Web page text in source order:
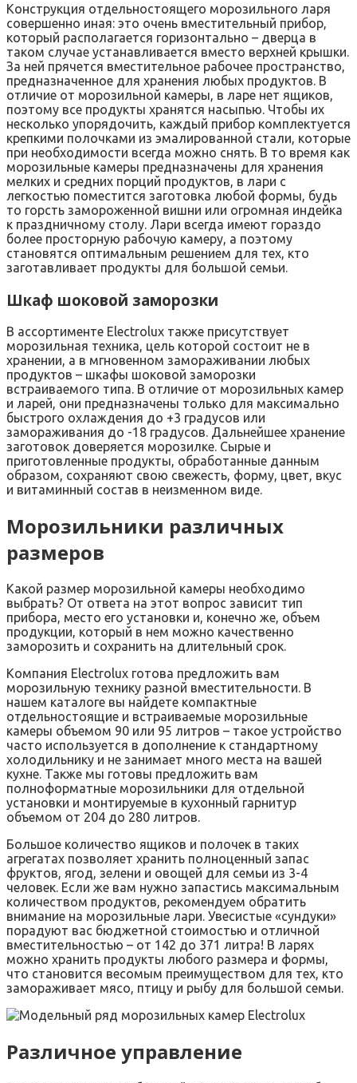
Конструкция отдельностоящего морозильного ларя
совершенно иная: это очень вместительный прибор,
который располагается горизонтально – дверца в
таком случае устанавливается вместо верхней крышки.
За ней прячется вместительное рабочее пространство,
предназначенное для хранения любых продуктов. В
отличие от морозильной камеры, в ларе нет ящиков,
поэтому все продукты хранятся насыпью. Чтобы их
несколько упорядочить, каждый прибор комплектуется
крепкими полочками из эмалированной стали, которые
при необходимости всегда можно снять. В то время как
морозильные камеры предназначены для хранения
мелких и средних порций продуктов, в лари с
легкостью поместится заготовка любой формы, будь
то горсть замороженной вишни или огромная индейка
к праздничному столу. Лари всегда имеют гораздо
более просторную рабочую камеру, а поэтому
становятся оптимальным решением для тех, кто
заготавливает продукты для большой семьи.
Шкаф шоковой заморозки
В ассортименте Electrolux также присутствует
морозильная техника, цель которой состоит не в
хранении, а в мгновенном замораживании любых
продуктов – шкафы шоковой заморозки
встраиваемого типа. В отличие от морозильных камер
и ларей, они предназначены только для максимально
быстрого охлаждения до +3 градусов или
замораживания до -18 градусов. Дальнейшее хранение
заготовок доверяется морозилке. Сырые и
приготовленные продукты, обработанные данным
образом, сохраняют свою свежесть, форму, цвет, вкус
и витаминный состав в неизменном виде.
Морозильники различных
размеров
Какой размер морозильной камеры необходимо
выбрать? От ответа на этот вопрос зависит тип
прибора, место его установки и, конечно же, объем
продукции, который в нем можно качественно
заморозить и сохранить на длительный срок.
Компания Electrolux готова предложить вам
морозильную технику разной вместительности. В
нашем каталоге вы найдете компактные
отдельностоящие и встраиваемые морозильные
камеры объемом 90 или 95 литров – такое устройство
часто используется в дополнение к стандартному
холодильнику и не занимает много места на вашей
кухне. Также мы готовы предложить вам
полноформатные морозильники для отдельной
установки и монтируемые в кухонный гарнитур
объемом от 204 до 280 литров.
Большое количество ящиков и полочек в таких
агрегатах позволяет хранить полноценный запас
фруктов, ягод, зелени и овощей для семьи из 3-4
человек. Если же вам нужно запастись максимальным
количеством продуктов, рекомендуем обратить
внимание на морозильные лари. Увесистые «сундуки»
порадуют вас бюджетной стоимостью и отличной
вместительностью – от 142 до 371 литра! В ларях
можно хранить продукты любого размера и формы,
что становится весомым преимуществом для тех, кто
замораживает мясо, птицу и рыбу для большой семьи.
Различное управление